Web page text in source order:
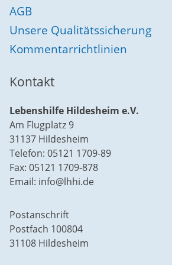
AGB
Unsere Qualitätssicherung
Kommentarrichtlinien
Kontakt
Lebenshilfe Hildesheim e.V.
Am Flugplatz 9
31137 Hildesheim
Telefon: 05121 1709-89
Fax: 05121 1709-878
Email: info@lhhi.de
Postanschrift
Postfach 100804
31108 Hildesheim